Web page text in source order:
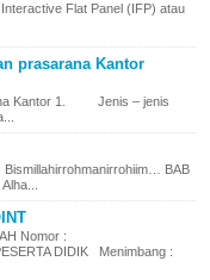
Flat Panel (IFP) atau
prasarana Kantor
Kantor 1. Jenis – jenis
Bismillahirrohmanirrohiim… BAB
Nomor :
DIDIK Menimbang :